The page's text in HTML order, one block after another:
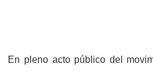
En pleno acto público del